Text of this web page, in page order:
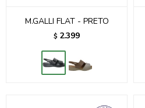
M.GALLI FLAT - PRETO
$ 2.399